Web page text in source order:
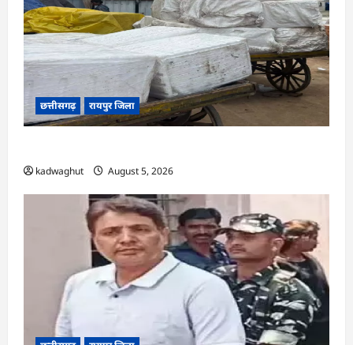
छत्तीसगढ़ रायपुर जिला
kadwaghut August 5, 2026